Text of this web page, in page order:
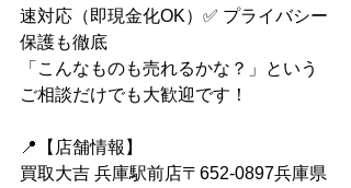
速対応（即現金化OK）✅ プライバシー
保護も徹底
「こんなものも売れるかな？」という
ご相談だけでも大歓迎です！
📍【店舗情報】
買取大吉 兵庫駅前店〒652-0897兵庫県